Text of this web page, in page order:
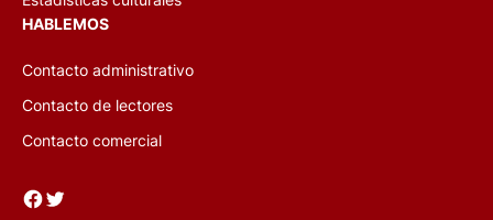
HABLEMOS
Contacto administrativo
Contacto de lectores
Contacto comercial
Facebook Twitter